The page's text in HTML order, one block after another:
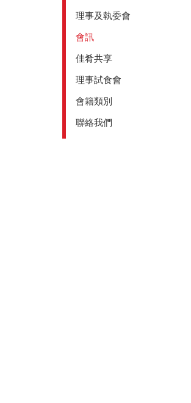
理事及執委會
會訊
佳肴共享
理事試食會
會籍類別
聯絡我們